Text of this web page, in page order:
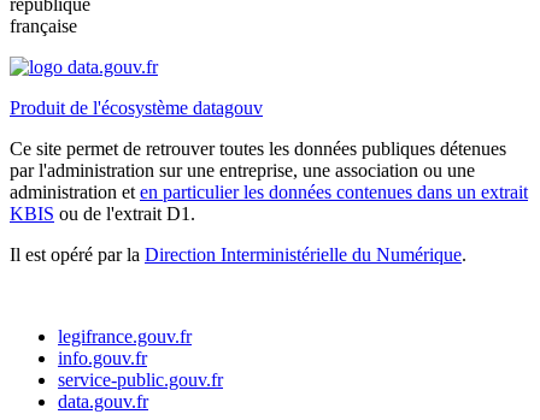
république
française
Produit de l'écosystème datagouv
Ce site permet de retrouver toutes les données publiques détenues
par l'administration sur une entreprise, une association ou une
administration et en particulier les données contenues dans un extrait
KBIS ou de l'extrait D1.
Il est opéré par la Direction Interministérielle du Numérique.
legifrance.gouv.fr
info.gouv.fr
service-public.gouv.fr
data.gouv.fr